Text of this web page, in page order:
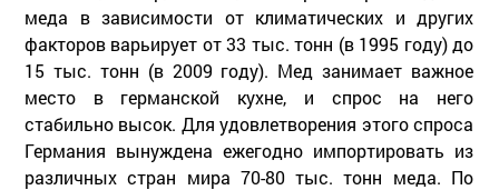
меда в зависимости от климатических и других
факторов варьирует от 33 тыс. тонн (в 1995 году) до
15 тыс. тонн (в 2009 году). Мед занимает важное
место в германской кухне, и спрос на него
стабильно высок. Для удовлетворения этого спроса
Германия вынуждена ежегодно импортировать из
различных стран мира 70-80 тыс. тонн меда. По